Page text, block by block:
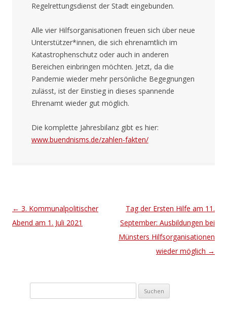
Regelrettungsdienst der Stadt eingebunden.
Alle vier Hilfsorganisationen freuen sich über neue
Unterstützer*innen, die sich ehrenamtlich im
Katastrophenschutz oder auch in anderen
Bereichen einbringen möchten. Jetzt, da die
Pandemie wieder mehr persönliche Begegnungen
zulässt, ist der Einstieg in dieses spannende
Ehrenamt wieder gut möglich.
Die komplette Jahresbilanz gibt es hier:
www.buendnisms.de/zahlen-fakten/
Artikel-Navigation
← 3. Kommunalpolitischer
Abend am 1. Juli 2021
Tag der Ersten Hilfe am 11.
September: Ausbildungen bei
Münsters Hilfsorganisationen
wieder möglich →